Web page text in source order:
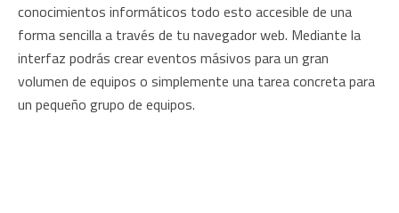
conocimientos informáticos todo esto accesible de una
forma sencilla a través de tu navegador web. Mediante la
interfaz podrás crear eventos másivos para un gran
volumen de equipos o simplemente una tarea concreta para
un pequeño grupo de equipos.